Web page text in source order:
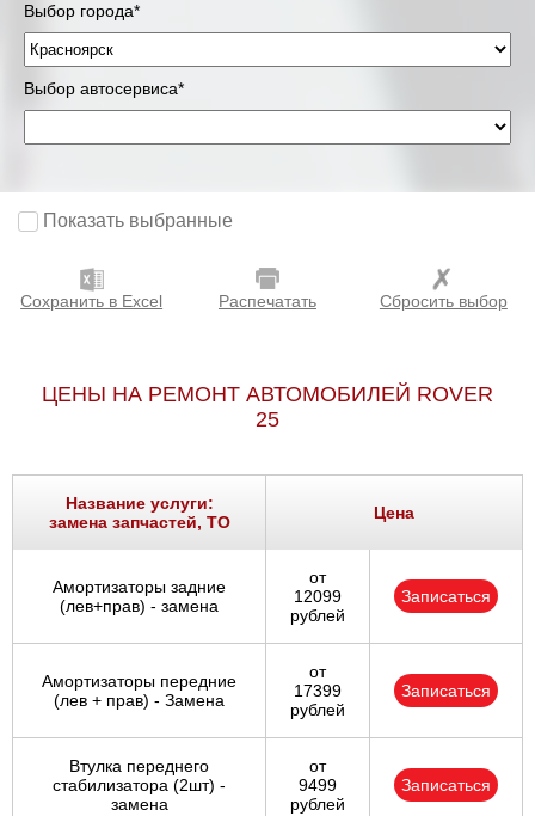
Выбор города*
Выбор автосервиса*
Показать выбранные
Сохранить в Excel Распечатать Сбросить выбор
ЦЕНЫ НА РЕМОНТ АВТОМОБИЛЕЙ ROVER
25
Название услуги:
замена запчастей, ТО
Цена
Амортизаторы задние
(лев+прав) - замена
от
12099
рублей
Записаться
Амортизаторы передние
(лев + прав) - Замена
от
17399
рублей
Записаться
Втулка переднего
стабилизатора (2шт) -
замена
от
9499
рублей
Записаться